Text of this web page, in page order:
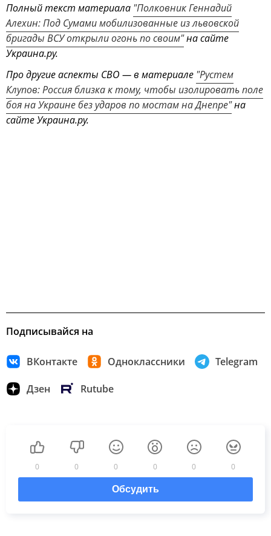
Полный текст материала "Полковник Геннадий
Алехин: Под Сумами мобилизованные из львовской
бригады ВСУ открыли огонь по своим"на сайте
Украина.ру.
Про другие аспекты СВО — в материале "Рустем
Клупов: Россия близка к тому, чтобы изолировать поле
боя на Украине без ударов по мостам на Днепре"на
сайте Украина.ру.
Подписывайся на
ВКонтакте Одноклассники Telegram
Дзен Rutube
0 0 0 0 0 0
Обсудить